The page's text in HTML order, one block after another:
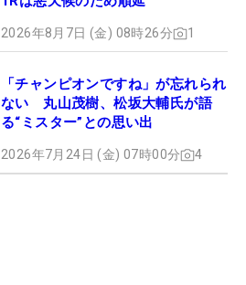
2026年8月7日 (金) 08時26分 1
「チャンピオンですね」が忘れられ
ない 丸山茂樹、松坂大輔氏が語
る“ミスター”との思い出
2026年7月24日 (金) 07時00分 4